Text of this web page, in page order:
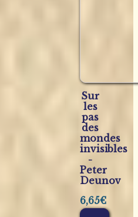
Sur
les
pas
des
mondes
invisibles
-
Peter
Deunov
6,65€